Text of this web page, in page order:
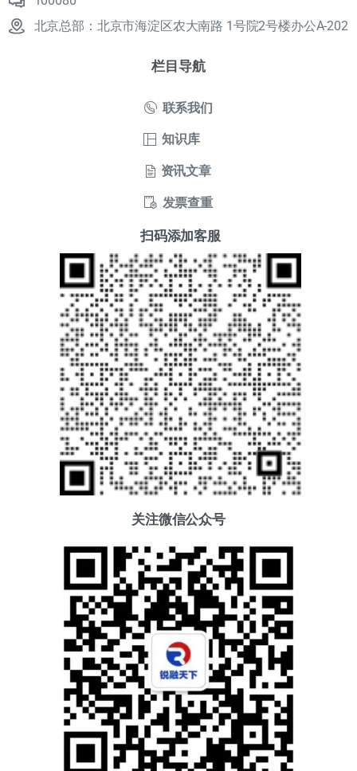
北京总部：北京市海淀区农大南路 1号院2号楼办公A-202
栏目导航
联系我们
知识库
资讯文章
发票查重
扫码添加客服
关注微信公众号
添加好友